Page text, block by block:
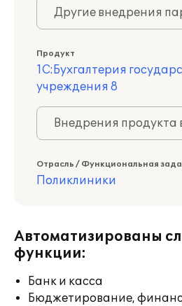
Другие внедрения
Продукт
1С:Бухгалтерия
учреждения 8
Внедрения
Отрасль / Функциональная
Поликлиники
Автоматизированы
функции:
Банк и касса
Бюджетирование,